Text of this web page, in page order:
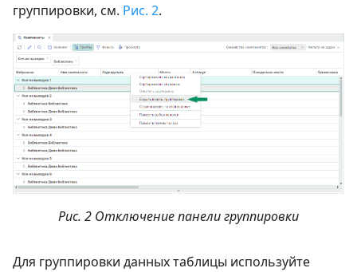
группировки, см. Рис. 2.
Рис. 2 Отключение панели группировки
Для группировки данных таблицы используйте